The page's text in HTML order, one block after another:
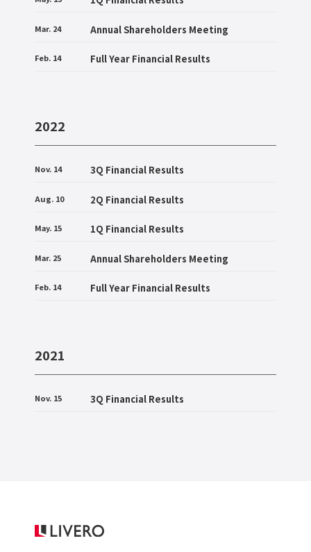
Mar. 24 Annual Shareholders Meeting
Feb. 14 Full Year Financial Results
2022
Nov. 14 3Q Financial Results
Aug. 10 2Q Financial Results
May. 15 1Q Financial Results
Mar. 25 Annual Shareholders Meeting
Feb. 14 Full Year Financial Results
2021
Nov. 15 3Q Financial Results